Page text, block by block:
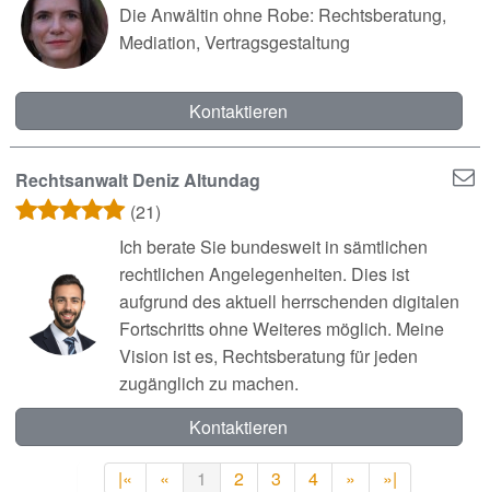
Die Anwältin ohne Robe: Rechtsberatung,
Mediation, Vertragsgestaltung
Kontaktieren
Rechtsanwalt Deniz Altundag
(21)
Ich berate Sie bundesweit in sämtlichen
rechtlichen Angelegenheiten. Dies ist
aufgrund des aktuell herrschenden digitalen
Fortschritts ohne Weiteres möglich. Meine
Vision ist es, Rechtsberatung für jeden
zugänglich zu machen.
Kontaktieren
|« « 1 2 3 4 » »|